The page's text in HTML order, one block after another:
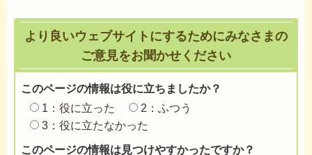
より良いウェブサイトにするためにみなさまの
ご意見をお聞かせください
このページの情報は役に立ちましたか？
1：役に立った
2：ふつう
3：役に立たなかった
このページの情報は見つけやすかったですか？